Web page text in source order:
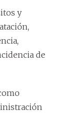
y
de